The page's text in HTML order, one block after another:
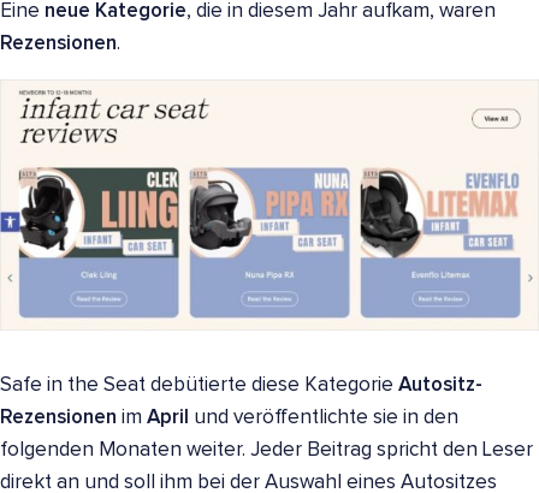
Eine neue Kategorie, die in diesem Jahr aufkam, waren
Rezensionen.
Safe in the Seat debütierte diese Kategorie Autositz-
Rezensionen im April und veröffentlichte sie in den
folgenden Monaten weiter. Jeder Beitrag spricht den Leser
direkt an und soll ihm bei der Auswahl eines Autositzes